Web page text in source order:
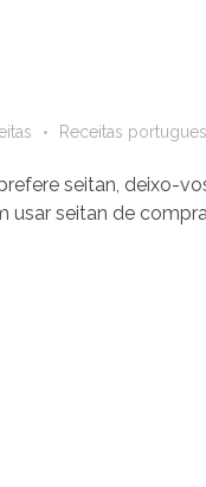
Receitas
seitan, deixo-
usar seitan de